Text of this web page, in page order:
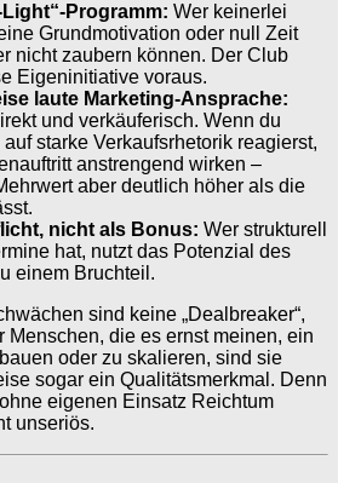
Programm: Wer keinerlei
Grundmotivation oder null Zeit
nicht zaubern können. Der Club
Eigeninitiative voraus.
laute Marketing-Ansprache:
und verkäuferisch. Wenn du
starke Verkaufsrhetorik reagierst,
anstrengend wirken –
aber deutlich höher als die
nicht als Bonus: Wer strukturell
hat, nutzt das Potenzial des
einem Bruchteil.
sind keine „Dealbreaker“,
Menschen, die es ernst meinen, ein
oder zu skalieren, sind sie
sogar ein Qualitätsmerkmal. Denn
eigenen Einsatz Reichtum
unseriös.